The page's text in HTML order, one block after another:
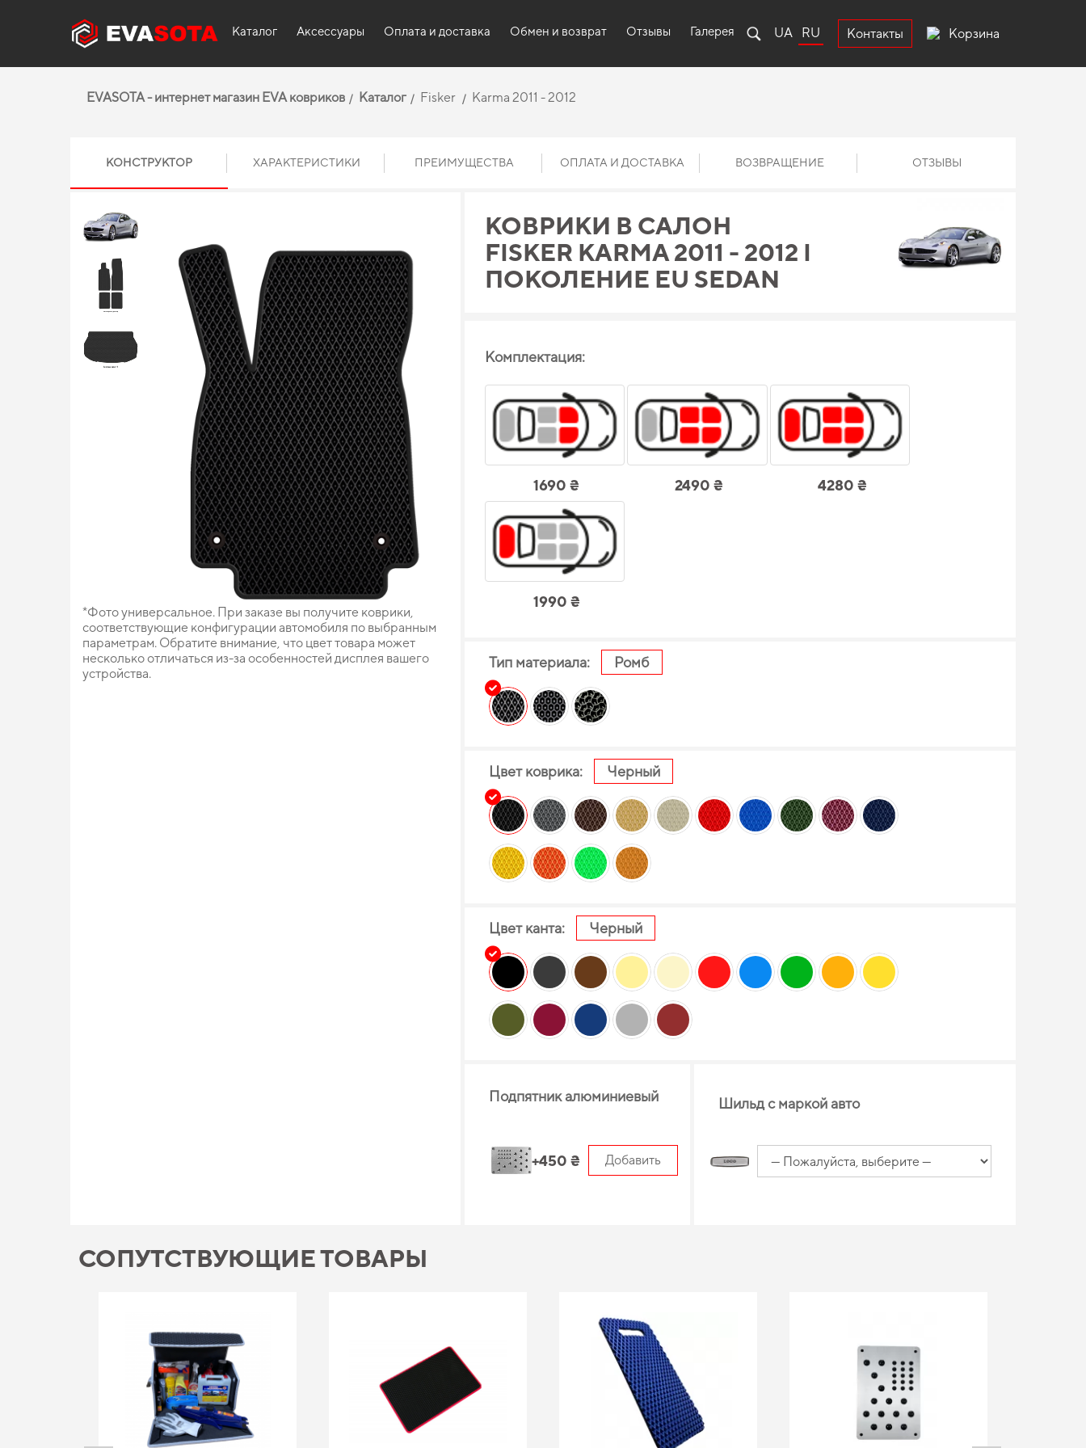
Каталог Аксессуары Оплата и доставка Обмен и возврат Отзывы Галерея UA RU Контакты Корзина
EVASOTA - интернет магазин EVA ковриков Каталог Fisker Karma 2011 - 2012
КОНСТРУКТОР ХАРАКТЕРИСТИКИ ПРЕИМУЩЕСТВА ОПЛАТА И ДОСТАВКА ВОЗВРАЩЕНИЕ ОТЗЫВЫ
*Фото универсальное. При заказе вы получите коврики,
соответствующие конфигурации автомобиля по выбранным
параметрам. Обратите внимание, что цвет товара может
несколько отличаться из-за особенностей дисплея вашего
устройства.
КОВРИКИ В САЛОН
FISKER KARMA 2011 - 2012 I
ПОКОЛЕНИЕ EU SEDAN
Комплектация:
1690 ₴ 2490 ₴ 4280 ₴
1990 ₴
Тип материала: Ромб
Цвет коврика: Черный
Цвет канта: Черный
Подпятник алюминиевый
+450 ₴ Добавить
Шильд с маркой авто
СОПУТСТВУЮЩИЕ ТОВАРЫ